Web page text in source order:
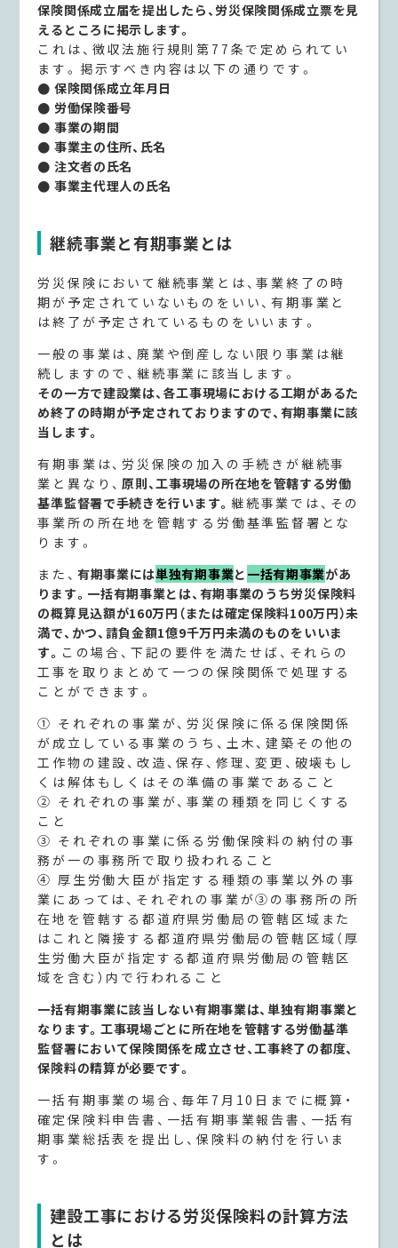
保険関係成立届を提出したら、労災保険関係成立票を見
えるところに掲示します。
これは、徴収法施行規則第77条で定められてい
ます。掲示すべき内容は以下の通りです。
● 保険関係成立年月日
● 労働保険番号
● 事業の期間
● 事業主の住所、氏名
● 注文者の氏名
● 事業主代理人の氏名
継続事業と有期事業とは
労災保険において継続事業とは、事業終了の時
期が予定されていないものをいい、有期事業と
は終了が予定されているものをいいます。
一般の事業は、廃業や倒産しない限り事業は継
続しますので、継続事業に該当します。
その一方で建設業は、各工事現場における工期があるた
め終了の時期が予定されておりますので、有期事業に該
当します。
有期事業は、労災保険の加入の手続きが継続事
業と異なり、原則、工事現場の所在地を管轄する労働
基準監督署で手続きを行います。 継続事業では、その
事業所の所在地を管轄する労働基準監督署とな
ります。
また、 有期事業には単独有期事業と 一括有期事業があ
ります。一括有期事業とは、有期事業のうち労災保険料
の概算見込額が160万円（または確定保険料100万円）未
満で、かつ、請負金額1億9千万円未満のものをいいま
す。 この場合、下記の要件を満たせば、それらの
工事を取りまとめて一つの保険関係で処理する
ことができます。
① それぞれの事業が、労災保険に係る保険関係
が成立している事業のうち、土木、建築その他の
工作物の建設、改造、保存、修理、変更、破壊もし
くは解体もしくはその準備の事業であること
② それぞれの事業が、事業の種類を同じくする
こと
③ それぞれの事業に係る労働保険料の納付の事
務が一の事務所で取り扱われること
④ 厚生労働大臣が指定する種類の事業以外の事
業にあっては、それぞれの事業が③の事務所の所
在地を管轄する都道府県労働局の管轄区域また
はこれと隣接する都道府県労働局の管轄区域（厚
生労働大臣が指定する都道府県労働局の管轄区
域を含む）内で行われること
一括有期事業に該当しない有期事業は、単独有期事業と
なります。工事現場ごとに所在地を管轄する労働基準
監督署において保険関係を成立させ、工事終了の都度、
保険料の精算が必要です。
一括有期事業の場合、毎年7月10日までに概算・
確定保険料申告書、一括有期事業報告書、一括有
期事業総括表を提出し、保険料の納付を行いま
す。
建設工事における労災保険料の計算方法
とは